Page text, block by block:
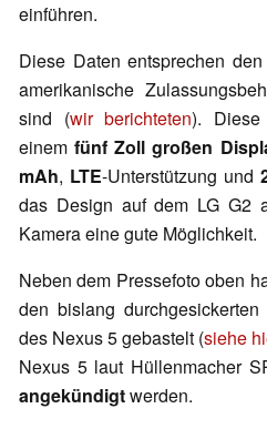
einführen.
Diese Daten entsprechen
amerikanische
sind (wir berichteten). Diese
einemfünf Zoll großen
mAh, LTE-Unterstützung und
das Design auf dem LG G2
Kamera eine gute Möglichkeit.
Neben dem Pressefoto oben
den bislang
des Nexus 5 gebastelt (siehe
Nexus 5 laut Hüllenmacher
angekündigtwerden.